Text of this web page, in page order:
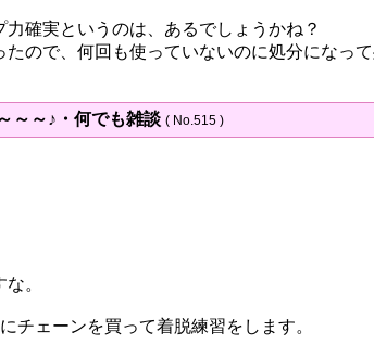
確実というのは、あるでしょうかね？
ので、何回も使っていないのに処分になって
～～♪・何でも雑談 ( No.515 )
。
チェーンを買って着脱練習をします。